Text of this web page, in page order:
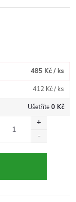
485 Kč / ks
412 Kč/ ks
Ušetříte0 Kč